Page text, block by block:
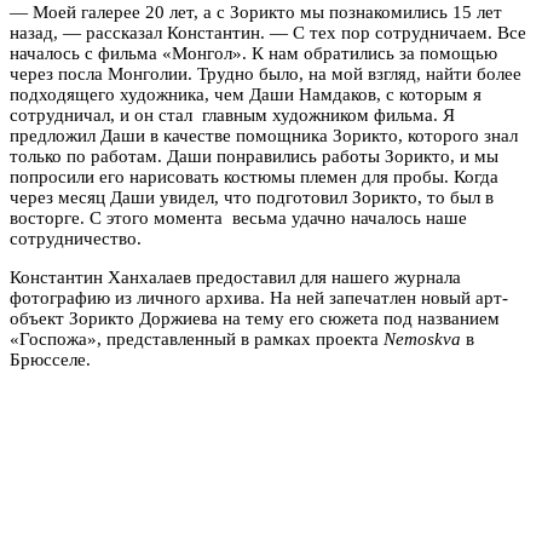
— Моей галерее 20 лет, а с Зорикто мы познакомились 15 лет
назад, — рассказал Константин. — С тех пор сотрудничаем. Все
началось с фильма «Монгол». К нам обратились за помощью
через посла Монголии. Трудно было, на мой взгляд, найти более
подходящего художника, чем Даши Намдаков, с которым я
сотрудничал, и он стал главным художником фильма. Я
предложил Даши в качестве помощника Зорикто, которого знал
только по работам. Даши понравились работы Зорикто, и мы
попросили его нарисовать костюмы племен для пробы. Когда
через месяц Даши увидел, что подготовил Зорикто, то был в
восторге. С этого момента весьма удачно началось наше
сотрудничество.
Константин Ханхалаев предоставил для нашего журнала
фотографию из личного архива. На ней запечатлен новый арт-
объект Зорикто Доржиева на тему его сюжета под названием
«Госпожа», представленный в рамках проекта Nemoskva в
Брюсселе.